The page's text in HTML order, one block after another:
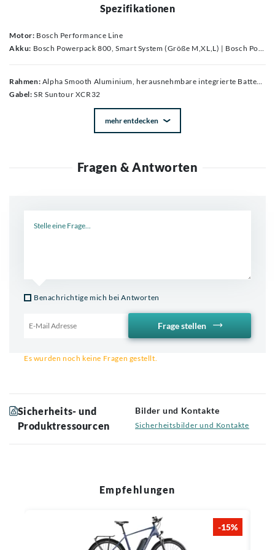
Spezifikationen
Motor: Bosch Performance Line
Akku: Bosch Powerpack 800, Smart System (Größe M,XL,L) | Bosch Powerpack 400, Smart System (Größe M,XL,L) | Bosch Powerpack 545, Smart System (Größe M,XL,L) | Bosch Powerpack 725, Smart System (Größe M,XL,L)
Rahmen: Alpha Smooth Aluminium, herausnehmbare integrierte Batterie, interne Kabelführung, Motor Armor, Post-Mount-Scheibenbremsaufnahme, 135 x 5 mm Schnellspannachse
Gabel: SR Suntour XCR32
mehr entdecken
Fragen & Antworten
Benachrichtige mich bei Antworten
Frage stellen
Es wurden noch keine Fragen gestellt.
Sicherheits- und
Produktressourcen
Bilder und Kontakte
Sicherheitsbilder und Kontakte
Empfehlungen
-15%